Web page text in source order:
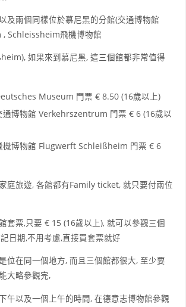
及兩個同樣位於慕尼黑的分館(交通博物館
Schleissheim飛機博物館
如果來到慕尼黑, 這三個館都非常值得
Museum 門票 € 8.50 (16歲以上)
通博物館 Verkehrszentrum 門票 € 6 (16歲以
機博物館 Flugwerft Schleißheim 門票 € 6
庭旅遊, 各館都有Family ticket, 就只要付兩位
套票,只要 € 15 (16歲以上), 就可以參觀三個
日期,不用考慮,直接買套票就好
位在同一個地方, 而且三個館都很大, 至少要
大略參觀完,
午以及一個上午的時間, 在德意志博物館參觀